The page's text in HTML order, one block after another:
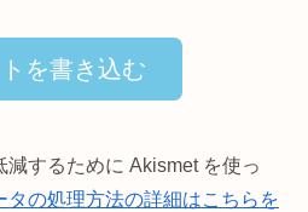
を書き込む
減するために Akismet を使っ
タの処理方法の詳細はこちらを